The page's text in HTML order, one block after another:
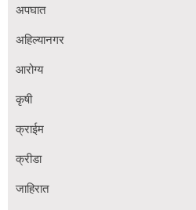
अपघात
अहिल्यानगर
आरोग्य
कृषी
क्राईम
क्रीडा
जाहिरात